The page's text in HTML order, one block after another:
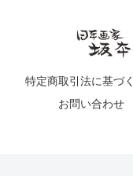
特定商取引法に基づ
お問い合わせ